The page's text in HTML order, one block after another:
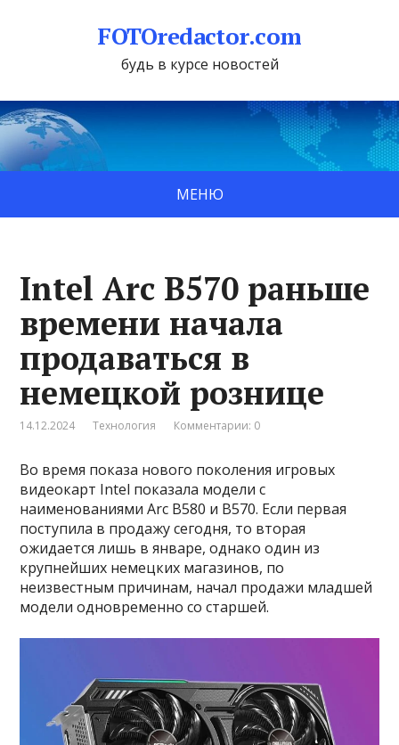
FOTOredactor.com
будь в курсе новостей
МЕНЮ
Intel Arc B570 раньше
времени начала
продаваться в
немецкой рознице
14.12.2024 Технология Комментарии: 0
Во время показа нового поколения игровых
видеокарт Intel показала модели с
наименованиями Arc B580 и B570. Если первая
поступила в продажу сегодня, то вторая
ожидается лишь в январе, однако один из
крупнейших немецких магазинов, по
неизвестным причинам, начал продажи младшей
модели одновременно со старшей.